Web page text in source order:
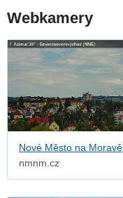
Webkamery
Nové Město na Moravě
nmnm.cz